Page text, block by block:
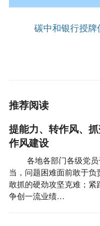
碳中和银行授牌
推荐阅读
提能力、转作风、
作风建设
各地各部门各级党
当，问题困难面前敢于负
敢抓的硬劲攻坚克难；紧
争创一流业绩…